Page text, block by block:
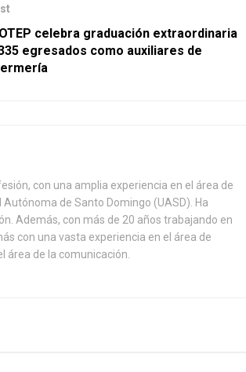
celebra graduación extraordinaria
egresados como auxiliares de
con una amplia experiencia en el área de
de Santo Domingo (UASD). Ha
Además, con más de 20 años trabajando en
con una vasta experiencia en el área de
área de la comunicación.